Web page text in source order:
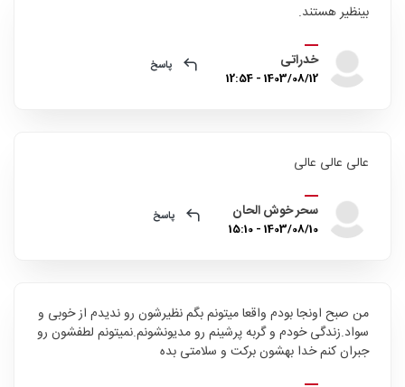
بینظیر هستند.
خدراتی
1403/08/12 - 12:54
پاسخ
عالی عالی عالی
سحر خوش الحان
1403/08/10 - 15:10
پاسخ
من صبح اونجا بودم واقعا میتونم بگم نظیرشون رو ندیدم از خوبی و
سواد.زندگی خودم و گربه پرشینم رو مدیونشونم.نمیتونم لطفشون رو
جبران کنم خدا بهشون برکت و سلامتی بده